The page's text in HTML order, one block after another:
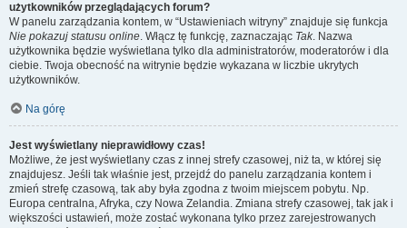
użytkowników przeglądających forum?
W panelu zarządzania kontem, w “Ustawieniach witryny” znajduje się funkcja
Nie pokazuj statusu online. Włącz tę funkcję, zaznaczając Tak. Nazwa
użytkownika będzie wyświetlana tylko dla administratorów, moderatorów i dla
ciebie. Twoja obecność na witrynie będzie wykazana w liczbie ukrytych
użytkowników.
Na górę
Jest wyświetlany nieprawidłowy czas!
Możliwe, że jest wyświetlany czas z innej strefy czasowej, niż ta, w której się
znajdujesz. Jeśli tak właśnie jest, przejdź do panelu zarządzania kontem i
zmień strefę czasową, tak aby była zgodna z twoim miejscem pobytu. Np.
Europa centralna, Afryka, czy Nowa Zelandia. Zmiana strefy czasowej, tak jak i
większości ustawień, może zostać wykonana tylko przez zarejestrowanych